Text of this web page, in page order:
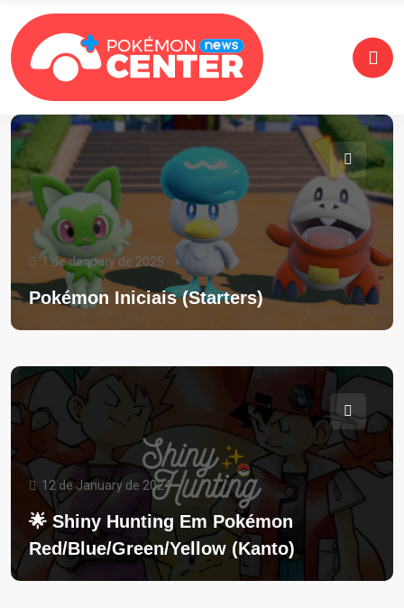
1 de January de 2025
Pokémon Iniciais (Starters)
12 de January de 2024
🌟 Shiny Hunting Em Pokémon
Red/Blue/Green/Yellow (Kanto)